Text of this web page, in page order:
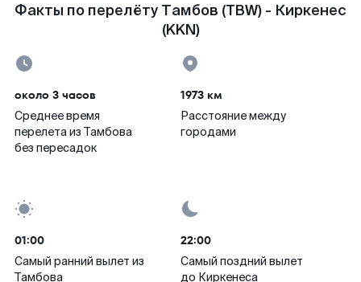
Факты по перелёту Тамбов (TBW) - Киркенес
(KKN)
около 3 часов
Среднее время
перелета из Тамбова
без пересадок
1973 км
Расстояние между
городами
01:00
Самый ранний вылет из
Тамбова
22:00
Самый поздний вылет
до Киркенеса